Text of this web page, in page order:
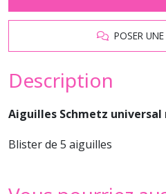
POSER UNE
Description
Aiguilles Schmetz universal
Blister de 5 aiguilles